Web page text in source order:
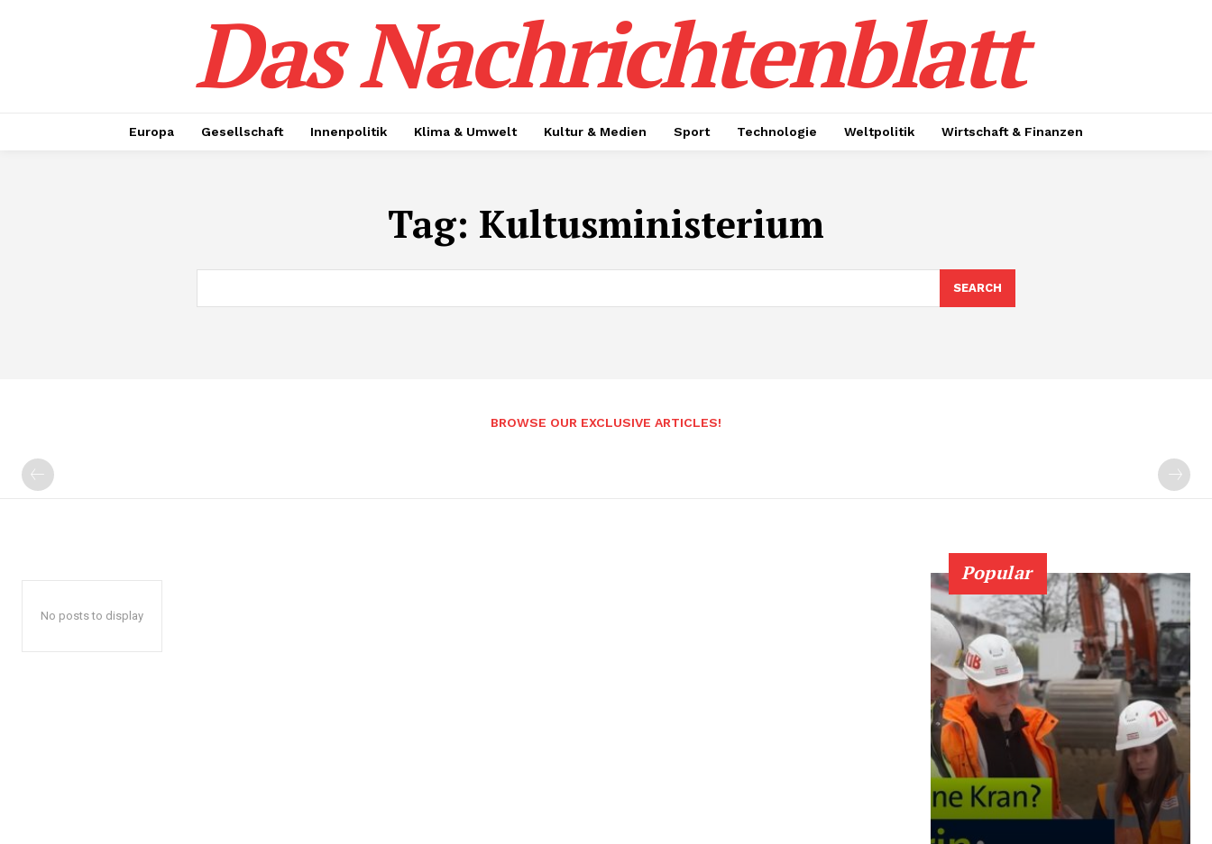
Das Nachrichtenblatt
Europa Gesellschaft Innenpolitik Klima & Umwelt Kultur & Medien Sport Technologie Weltpolitik Wirtschaft & Finanzen
Tag: Kultusministerium
SEARCH
BROWSE OUR EXCLUSIVE ARTICLES!
No posts to display
Popular